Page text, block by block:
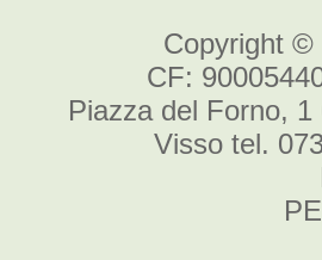
Copyright ©
CF:
Piazza del Forno,
Visso tel.